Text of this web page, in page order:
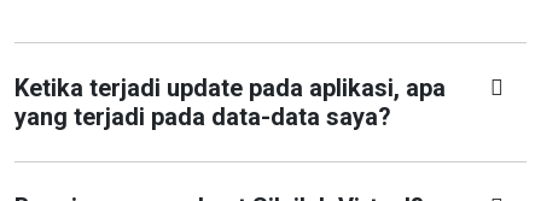
Ketika terjadi update pada aplikasi, apa
yang terjadi pada data-data saya?